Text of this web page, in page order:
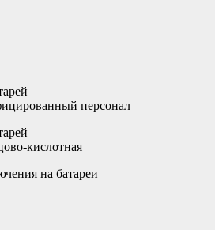
персонал
кислотная
на батареи